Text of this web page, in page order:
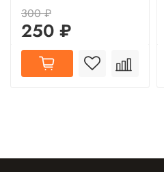
300 ₽
250 ₽